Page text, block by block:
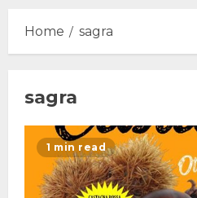
Home sagra
sagra
1 min read